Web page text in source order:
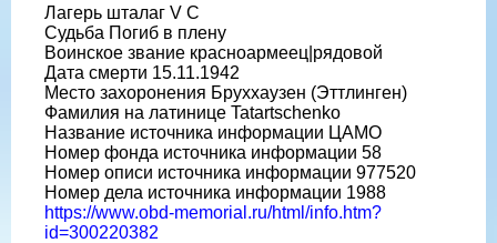
Лагерь шталаг V C
Судьба Погиб в плену
Воинское звание красноармеец|рядовой
Дата смерти 15.11.1942
Место захоронения Бруххаузен (Эттлинген)
Фамилия на латинице Tatartschenko
Название источника информации ЦАМО
Номер фонда источника информации 58
Номер описи источника информации 977520
Номер дела источника информации 1988
https://www.obd-memorial.ru/html/info.htm?
id=300220382